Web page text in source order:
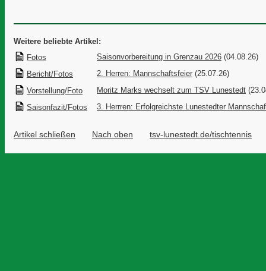
Weitere beliebte Artikel:
Fotos
Saisonvorbereitung in Grenzau 2026 (04.08.26)
Bericht/Fotos
2. Herren: Mannschaftsfeier (25.07.26)
Vorstellung/Foto
Moritz Marks wechselt zum TSV Lunestedt
Saisonfazit/Fotos
3. Herrren: Erfolgreichste Lunestedter
Artikel schließen Nach oben tsv-lunestedt.de/tischtennis